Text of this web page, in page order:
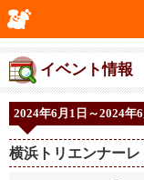
イベント情報
2024年6月1日～2024年
横浜トリエンナーレ